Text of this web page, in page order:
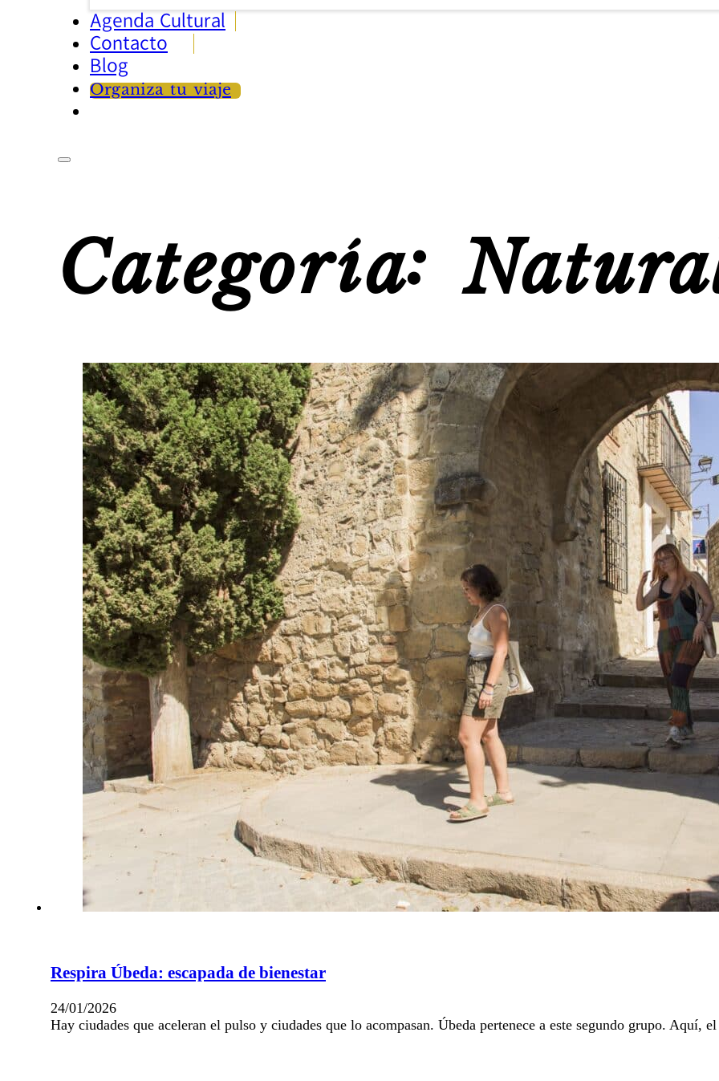
Agenda Cultural
Contacto
Blog
Organiza tu viaje
Categoría:
Respira Úbeda: escapada de bienestar
24/01/2026
Hay ciudades que aceleran el pulso y ciudades que lo acompasan. Úbeda pertenece a este segundo grupo. Aquí,